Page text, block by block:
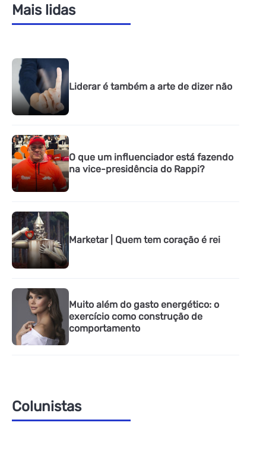
Mais lidas
Liderar é também a arte de dizer não
O que um influenciador está fazendo
na vice-presidência do Rappi?
Marketar | Quem tem coração é rei
Muito além do gasto energético: o
exercício como construção de
comportamento
Colunistas